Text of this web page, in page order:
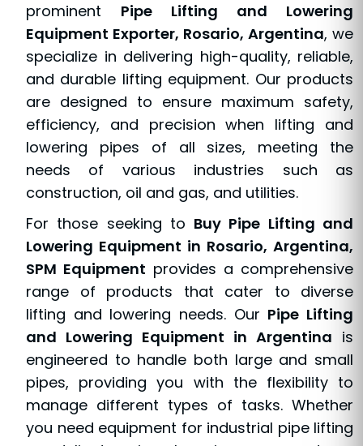
prominent Pipe Lifting and Lowering
Equipment Exporter, Rosario, Argentina, we
specialize in delivering high-quality, reliable,
and durable lifting equipment. Our products
are designed to ensure maximum safety,
efficiency, and precision when lifting and
lowering pipes of all sizes, meeting the
needs of various industries such as
construction, oil and gas, and utilities.
For those seeking to Buy Pipe Lifting and
Lowering Equipment in Rosario, Argentina,
SPM Equipment provides a comprehensive
range of products that cater to diverse
lifting and lowering needs. Our Pipe Lifting
and Lowering Equipment in Argentina is
engineered to handle both large and small
pipes, providing you with the flexibility to
manage different types of tasks. Whether
you need equipment for industrial pipe lifting